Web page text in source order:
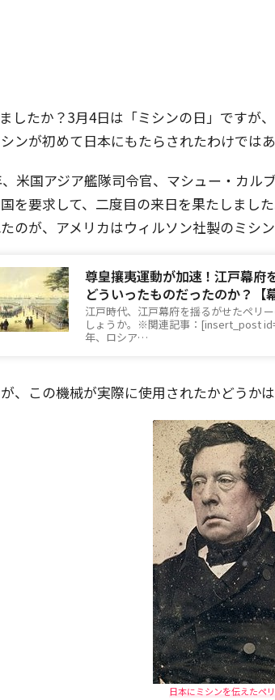
したか？3月4日は「ミシンの日」ですが
ンが初めて日本にもたらされたわけではあ
米国アジア艦隊司令官、マシュー・カル
を要求して、二度目の来日を果たしまし
のが、アメリカはウィルソン社製のミシン
尊皇攘夷運動が加速！江戸幕府
どういったものだったのか？【
江戸時代、江戸幕府を揺るがせたペリ
しょうか。※関連記事：[insert_post
年、ロシア…
、この機械が実際に使用されたかどうか
日本にミシンを伝えたペ